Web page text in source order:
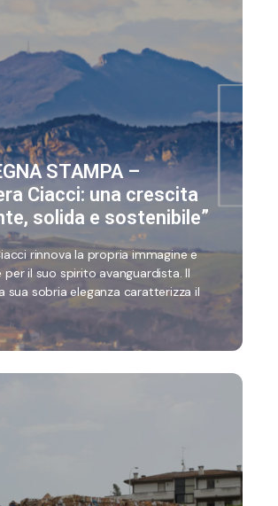
STAMPA –
Ciacci: una crescita
solida e sostenibile”
rinnova la propria immagine e
per il suo spirito avanguardista. Il
sua sobria eleganza caratterizza il